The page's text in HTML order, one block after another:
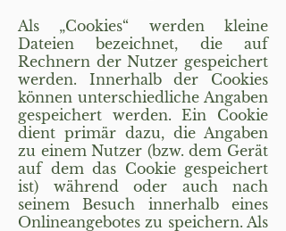
Als „Cookies“ werden kleine
Dateien bezeichnet, die auf
Rechnern der Nutzer gespeichert
werden. Innerhalb der Cookies
können unterschiedliche Angaben
gespeichert werden. Ein Cookie
dient primär dazu, die Angaben
zu einem Nutzer (bzw. dem Gerät
auf dem das Cookie gespeichert
ist) während oder auch nach
seinem Besuch innerhalb eines
Onlineangebotes zu speichern. Als